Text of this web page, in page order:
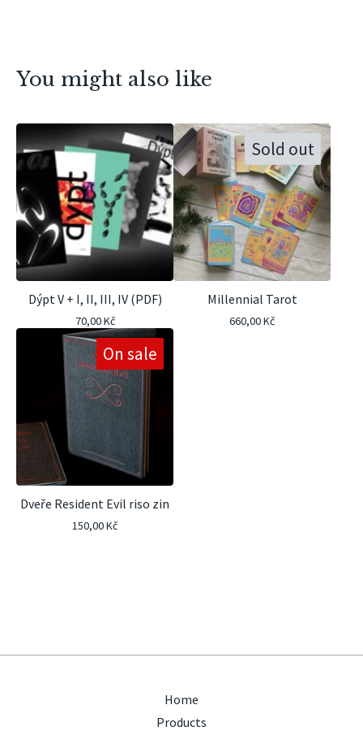
You might also like
Dýpt V + I, II, III, IV (PDF)
70,00Kč
Sold out
Millennial Tarot
660,00Kč
On sale
Dveře Resident Evil riso zin
150,00Kč
Home
Products